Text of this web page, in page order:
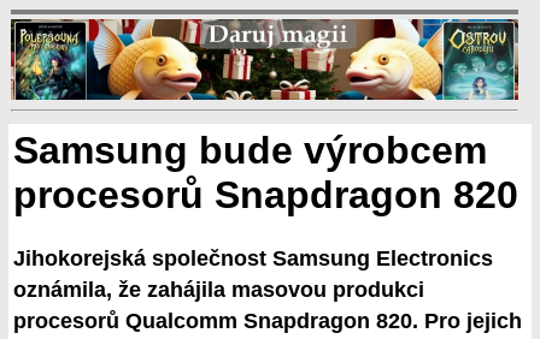
Samsung bude výrobcem
procesorů Snapdragon 820
Jihokorejská společnost Samsung Electronics
oznámila, že zahájila masovou produkci
procesorů Qualcomm Snapdragon 820. Pro jejich